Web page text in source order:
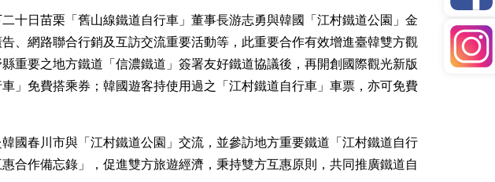
十日苗栗「舊山線鐵道自行車」董事長游志勇與韓國「江村鐵道公園」金
、網路聯合行銷及互訪交流重要活動等，此重要合作有效增進臺韓雙方觀
重要之地方鐵道「信濃鐵道」簽署友好鐵道協議後，再開創國際觀光新版
」免費搭乘券；韓國遊客持使用過之「江村鐵道自行車」車票，亦可免費
國春川市與「江村鐵道公園」交流，並參訪地方重要鐵道「江村鐵道自行
作備忘錄」，促進雙方旅遊經濟，秉持雙方互惠原則，共同推廣鐵道自